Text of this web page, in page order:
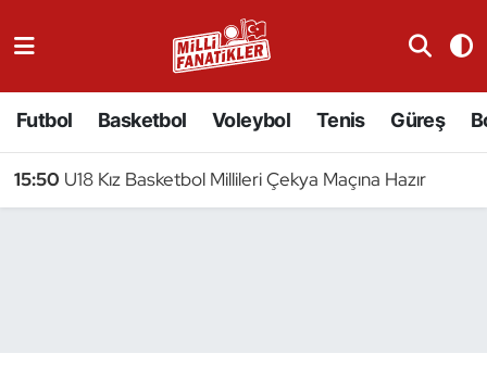
Futbol Basketbol Voleybol Tenis Güreş
15:50 U18 Kız Basketbol Millileri Çekya Maçına Hazır
Badminton